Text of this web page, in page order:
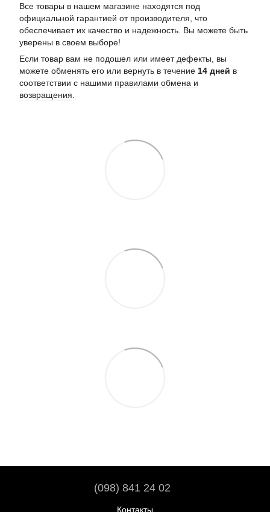
Все товары в нашем магазине находятся под
официальной гарантией от производителя, что
обеспечивает их качество и надежность. Вы можете быть
уверены в своем выборе!
Если товар вам не подошел или имеет дефекты, вы
можете обменять его или вернуть в течение 14 дней в
соответствии с нашими правилами обмена и
возвращения
(098) 841 24 02
Контакты